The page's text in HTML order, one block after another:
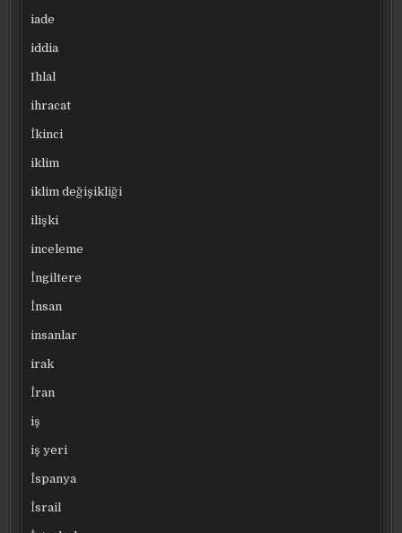
iade
iddia
Ihlal
ihracat
İkinci
iklim
iklim değişikliği
ilişki
inceleme
İngiltere
İnsan
insanlar
irak
İran
iş
iş yeri
İspanya
İsrail